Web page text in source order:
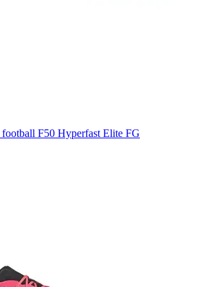
football F50 Hyperfast Elite FG